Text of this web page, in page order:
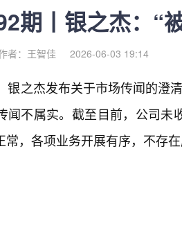
期丨银之杰：“
者：王智佳 2026-06-03 19:14
银之杰发布关于市场传闻的澄
闻不属实。截至目前，公司
常，各项业务开展有序，不存